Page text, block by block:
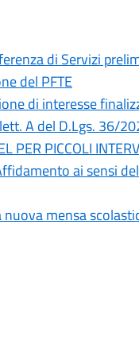
di Servizi
del PFTE
di interesse
A del D.Lgs. 36/
PER PICCOLI
ai sensi
mensa